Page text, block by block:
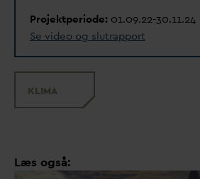
Projektperiode: 01.09.22-30.11.24
Se video og slutrapport
KLIMA
Læs også: